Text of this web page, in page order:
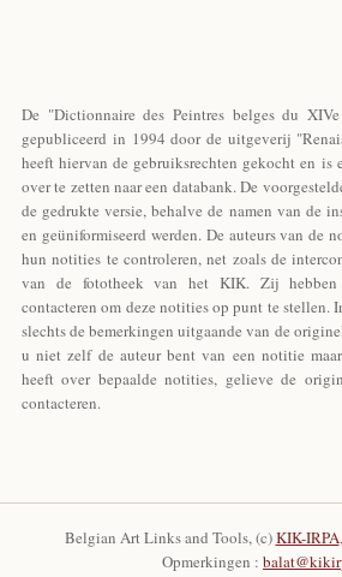
De "Dictionnaire des Peintres belges du
gepubliceerd in 1994 door de uitgeverij
heeft hiervan de gebruiksrechten gekocht en is
over te zetten naar een databank. De
de gedrukte versie, behalve de namen van de
en geüniformiseerd werden. De auteurs van de
hun notities te controleren, net zoals de
van de fototheek van het KIK. Zij
contacteren om deze notities op punt te stellen.
slechts de bemerkingen uitgaande van de
u niet zelf de auteur bent van een notitie
heeft over bepaalde notities, gelieve de
contacteren.
Belgian Art Links and Tools, (c)KIK-IRPA
Opmerkingen :